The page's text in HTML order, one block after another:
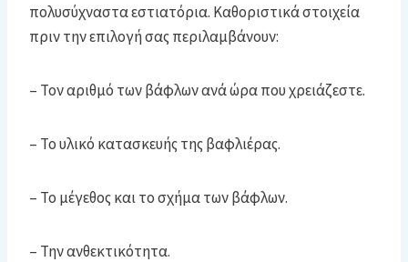
πολυσύχναστα εστιατόρια. Καθοριστικά στοιχεία
πριν την επιλογή σας περιλαμβάνουν:
– Τον αριθμό των βάφλων ανά ώρα που χρειάζεστε.
– Το υλικό κατασκευής της βαφλιέρας.
– Το μέγεθος και το σχήμα των βάφλων.
– Την ανθεκτικότητα.